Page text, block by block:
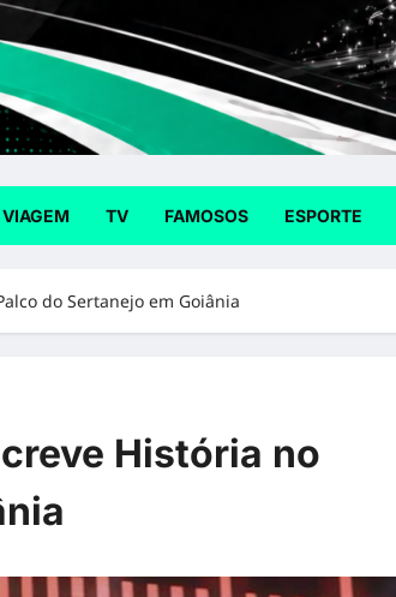
VIAGEM TV FAMOSOS ESPORTE
do Sertanejo em Goiânia
História no